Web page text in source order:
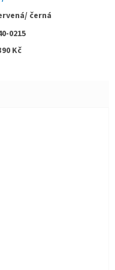
černá
0215
Kč
5 hvězdiček.
5 hvězdiček.